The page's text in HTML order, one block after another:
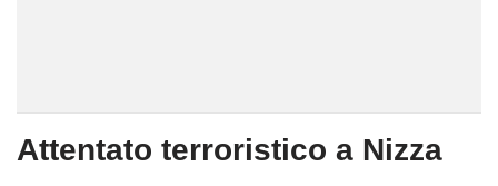
Attentato terroristico a Nizza